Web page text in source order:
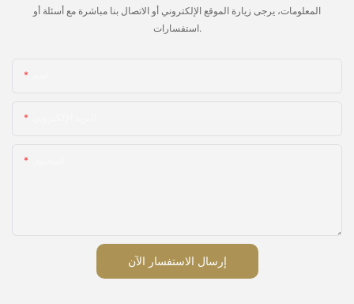
المعلومات، يرجى زيارة الموقع الإلكتروني أو الاتصال بنا مباشرة مع أسئلة أو
استفسارات.
إرسال الاستفسار الآن